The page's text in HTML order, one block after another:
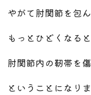
やがて肘関節を包
もっとひどくなると
肘関節内の靭帯を
ということになりま